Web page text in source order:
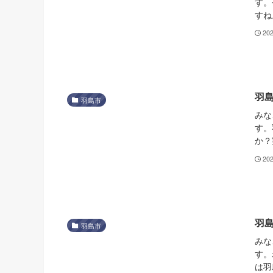
す
羽島市 羽
み
す
か
羽島市 羽
み
す
は